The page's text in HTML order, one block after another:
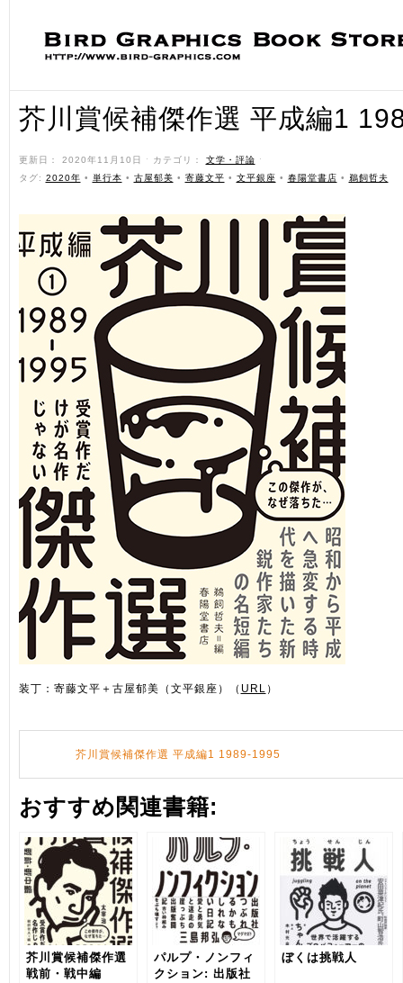
芥川賞候補傑作選 平成編1
更新日： 2020年11月10日 ˑ カテゴリ： 文学・評論 ˑ
タグ: 2020年 • 単行本 • 古屋郁美 • 寄藤文平 • 文平銀座 • 春陽堂書店 • 鵜飼哲夫
装丁：寄藤文平＋古屋郁美（文平銀座）（ URL ）
芥川賞候補傑作選 平成編1 1989-1995
おすすめ関連書籍:
芥川賞候補傑作選
戦前・戦中編
パルプ・ノンフィ
クション: 出版社
ぼくは挑戦人